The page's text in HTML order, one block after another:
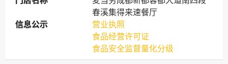
春溪集得来速餐厅
信息公示
信息公示
营业执照
食品经营许可证
食品安全监督量化分级